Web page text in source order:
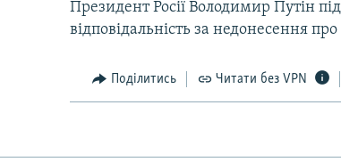
Президент Росії Володимир Путін
відповідальність за недонесення
Поділитись Читати без VPN